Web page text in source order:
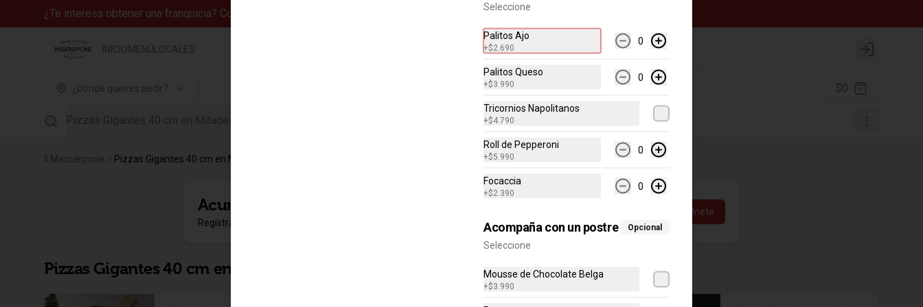
¿Te interesa obtener una franquicia? Contáctanos a franquicias@ilmascarpone.cl
INICIOMENÚ LOCALES
Login
¿Dónde quieres pedir? $0
Pizzas Gigantes 40 cm en Mitades
Il Mascarpone Pizzas Gigantes 40 cm en Mitades
Acumula
Regístrate, gana puntos con tus compras y canjealos por productos y más
Únete
Pizzas Gigantes 40 cm en Mitades
Seleccione
Palitos Ajo
+$2.690
0
Palitos Queso
+$3.990
0
Tricornios Napolitanos
+$4.790
Roll de Pepperoni
+$5.990
0
Focaccia
+$2.390
0
Acompaña con un postre Opcional
Seleccione
Mousse de Chocolate Belga
+$3.990